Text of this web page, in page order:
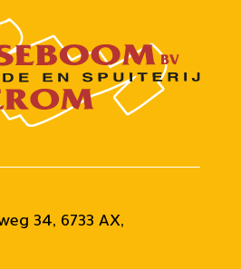
34, 6733 AX,